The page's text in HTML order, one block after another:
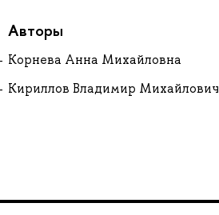
Авторы
Корнева Анна Михайловна
Кириллов Владимир Михайлович